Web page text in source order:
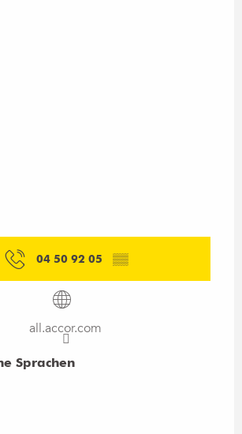
04 50 92 05 ▒▒
all.accor.com
Sprachen
Sprachen